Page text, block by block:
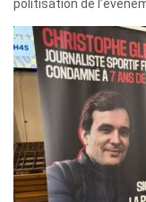
politisation de